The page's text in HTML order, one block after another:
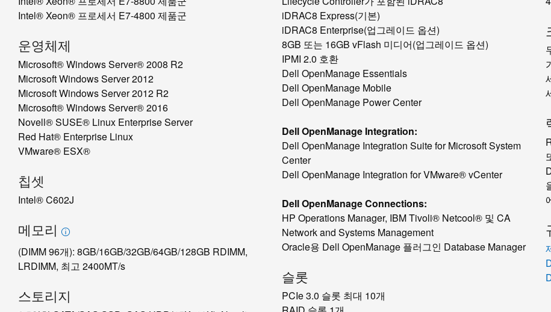
Intel® Xeon® 프로세서 E7-4800 제품군
운영체제
Microsoft® Windows Server® 2008 R2
Microsoft Windows Server 2012
Microsoft Windows Server 2012 R2
Microsoft® Windows Server® 2016
Novell® SUSE® Linux Enterprise Server
Red Hat® Enterprise Linux
VMware® ESX®
칩셋
Intel® C602J
메모리
(DIMM 96개): 8GB/16GB/32GB/64GB/128GB RDIMM,
LRDIMM, 최고 2400MT/s
스토리지
iDRAC8 Express(기본)
iDRAC8 Enterprise(업그레이드 옵션)
8GB 또는 16GB vFlash 미디어(업그레이드 옵션)
IPMI 2.0 호환
Dell OpenManage Essentials
Dell OpenManage Mobile
Dell OpenManage Power Center
Dell OpenManage Integration:
Dell OpenManage Integration Suite for Microsoft System
Center
Dell OpenManage Integration for VMware® vCenter
Dell OpenManage Connections:
HP Operations Manager, IBM Tivoli® Netcool® 및 CA
Network and Systems Management
Oracle용 Dell OpenManage 플러그인 Database Manager
슬롯
PCIe 3.0 슬롯 최대 10개